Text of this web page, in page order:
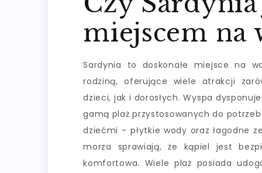
miejscem na
Sardynia to doskonałe miejsce na
rodziną, oferujące wiele atrakcji
dzieci, jak i dorosłych. Wyspa
gamą plaż przystosowanych do
dziećmi – płytkie wody oraz łagodne
morza sprawiają, że kąpiel jest
komfortowa. Wiele plaż posiada